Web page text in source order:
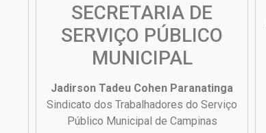
SECRETARIA DE
SERVIÇO PÚBLICO
MUNICIPAL
Jadirson Tadeu Cohen Paranatinga
Sindicato dos Trabalhadores do Serviço
Público Municipal de Campinas